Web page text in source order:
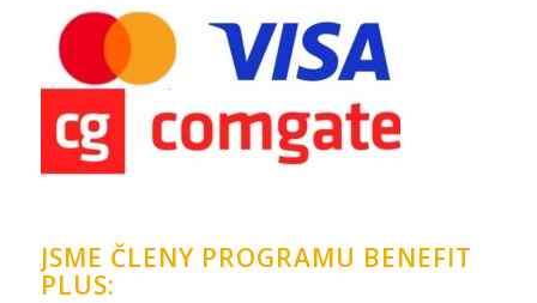
JSME ČLENY PROGRAMU BENEFIT
PLUS: